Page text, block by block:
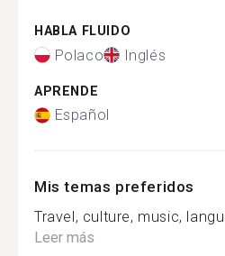
HABLA FLUIDO
Polaco Inglés
APRENDE
Español
Mis temas preferidos
Travel, culture, music,
Leer más